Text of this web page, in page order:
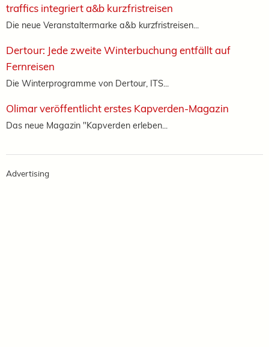
traffics integriert a&b kurzfristreisen
Die neue Veranstaltermarke a&b kurzfristreisen...
Dertour: Jede zweite Winterbuchung entfällt auf
Fernreisen
Die Winterprogramme von Dertour, ITS...
Olimar veröffentlicht erstes Kapverden-Magazin
Das neue Magazin "Kapverden erleben...
Advertising